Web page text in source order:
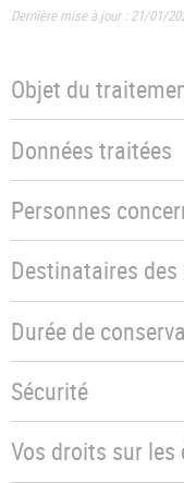
Dernière mise à jour : 21/01/
Objet du
Données traitées
Personnes
Destinataires des
Durée de
Sécurité
Vos droits sur les